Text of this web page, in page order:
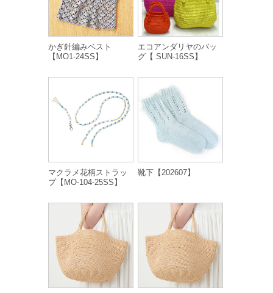
かぎ針編みベスト
【MO1-24SS】
エコアンダリヤのバッ
グ【 SUN-16SS】
マクラメ花柄ストラッ
プ【MO-104-25SS】
靴下【202607】